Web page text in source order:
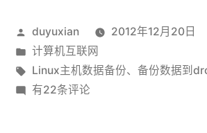
自
动
备
发
布
者：
duyuxian
2012年12月20日
发
布
于
计算机互联网
标
签：
Linux主机数据备份、 备份数据到
Linux
有22条评论